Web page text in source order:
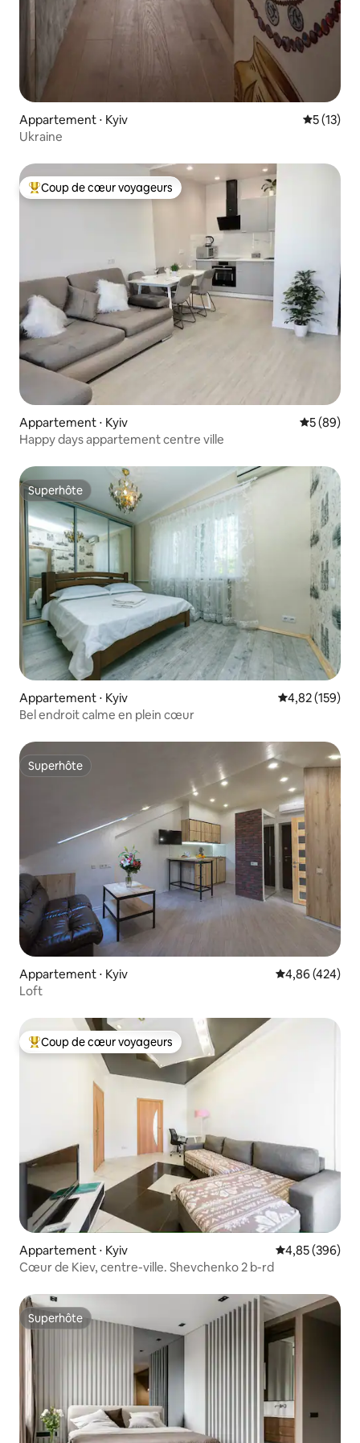
Appartement ⋅ Kyiv
5 (13)
Ukraine
Coups de cœur voyageurs les plus appréciés
Coup de cœur voyageurs
Appartement ⋅ Kyiv
5 (89)
Happy days appartement centre ville
Superhôte
Superhôte
Appartement ⋅ Kyiv Évaluation
4,82 (159)
Bel endroit calme en plein cœur
Superhôte
Superhôte
Appartement ⋅ Kyiv Évaluation
4,86 (424)
Loft
Coups de cœur voyageurs les plus appréciés
Coup de cœur voyageurs
Appartement ⋅ Kyiv Évaluation
4,85 (396)
Cœur de Kiev, centre-ville. Shevchenko 2 b-rd
Superhôte
Superhôte